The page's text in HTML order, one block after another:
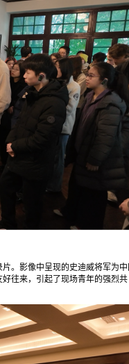
。影像中呈现的史迪威将军为中
往来，引起了现场青年的强烈共